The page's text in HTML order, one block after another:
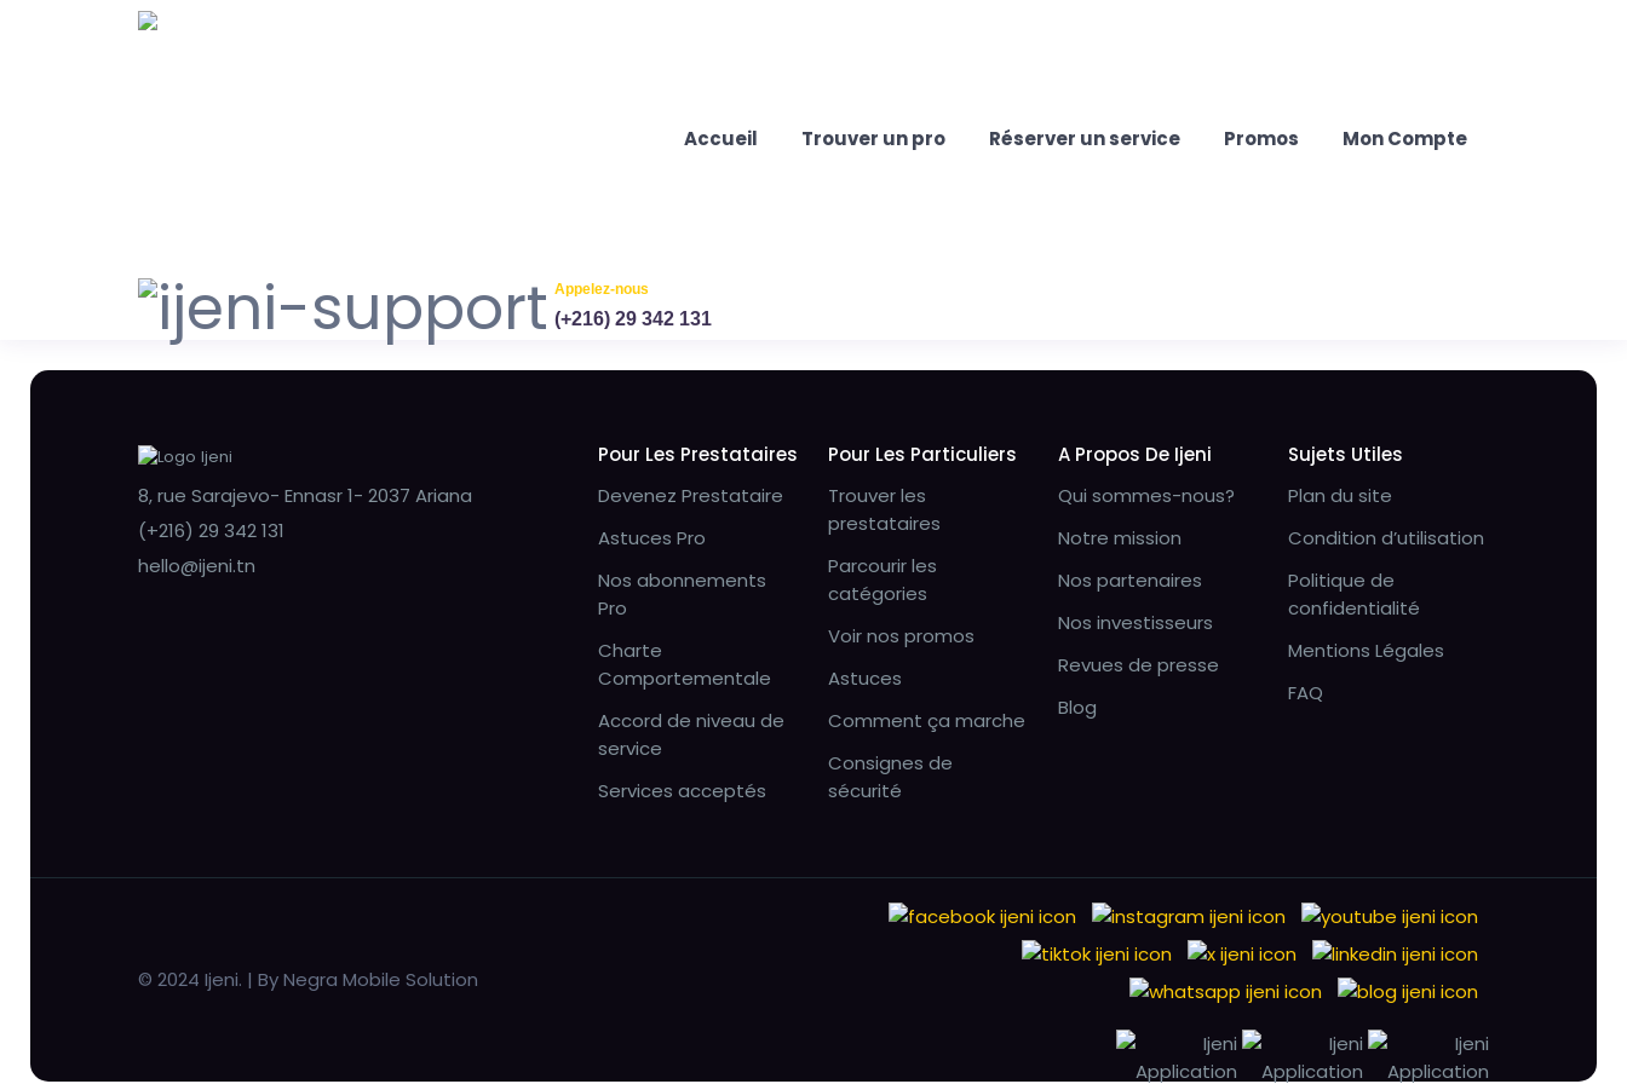
Accueil Trouver un pro Réserver un service Promos Mon Compte
Appelez-nous
(+216) 29 342 131
8, rue Sarajevo- Ennasr 1- 2037 Ariana
(+216) 29 342 131
hello@ijeni.tn
Pour Les Prestataires
Devenez Prestataire
Astuces Pro
Nos abonnements
Pro
Charte
Comportementale
Accord de niveau de
service
Services acceptés
Pour Les Particuliers
Trouver les
prestataires
Parcourir les
catégories
Voir nos promos
Astuces
Comment ça marche
Consignes de
sécurité
A Propos De Ijeni
Qui sommes-nous?
Notre mission
Nos partenaires
Nos investisseurs
Revues de presse
Blog
Sujets Utiles
Plan du site
Condition d’utilisation
Politique de
confidentialité
Mentions Légales
FAQ
© 2024 Ijeni. | By Negra Mobile Solution